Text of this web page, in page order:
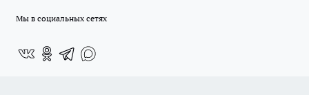
Мы в социальных сетях